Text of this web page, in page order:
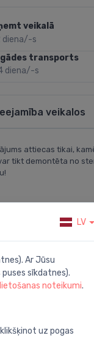
veikalā
diena/-s
transports
diena/-s
veikalos
attiecas tikai,
tikt demontēta no
LV
Ar Jūsu
sīkdatnes).
noteikumi.
uz pogas